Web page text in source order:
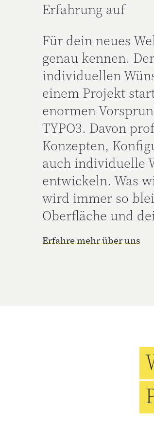
Erfahrung auf
Für dein neues
genau kennen.
individuellen
einem Projekt
enormen
TYPO3. Davon
Konzepten,
auch individuelle
entwickeln. Was
wird immer so
Oberfläche und
Erfahre mehr über uns